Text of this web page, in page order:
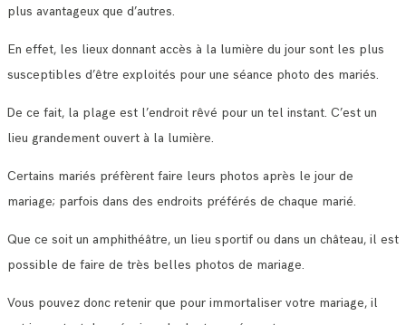
plus avantageux que d’autres.
En effet, les lieux donnant accès à la lumière du jour sont les plus
susceptibles d’être exploités pour une séance photo des mariés.
De ce fait, la plage est l’endroit rêvé pour un tel instant. C’est un
lieu grandement ouvert à la lumière.
Certains mariés préfèrent faire leurs photos après le jour de
mariage; parfois dans des endroits préférés de chaque marié.
Que ce soit un amphithéâtre, un lieu sportif ou dans un château, il est
possible de faire de très belles photos de mariage.
Vous pouvez donc retenir que pour immortaliser votre mariage, il